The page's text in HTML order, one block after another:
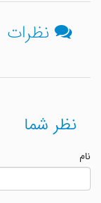
نظرات
نظر شما